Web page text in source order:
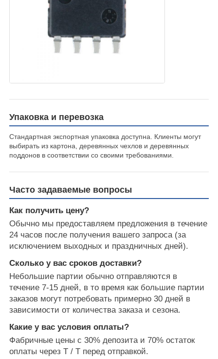
Полупроводниковое реле
Антенна связи
Упаковка и перевозка
Стандартная экспортная упаковка доступна. Клиенты могут
выбирать из картона, деревянных чехлов и деревянных
поддонов в соответствии со своими требованиями.
Часто задаваемые вопросы
Как получить цену?
Обычно мы предоставляем предложения в течение
24 часов после получения вашего запроса (за
исключением выходных и праздничных дней).
Сколько у вас сроков доставки?
Небольшие партии обычно отправляются в
течение 7-15 дней, в то время как большие партии
заказов могут потребовать примерно 30 дней в
зависимости от количества заказа и сезона.
Какие у вас условия оплаты?
Фабричные цены с 30% депозита и 70% остаток
оплаты через T / T перед отправкой.